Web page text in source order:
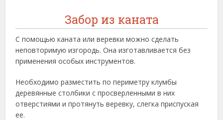
Забор из каната
С помощью каната или веревки можно сделать
неповторимую изгородь. Она изготавливается без
применения особых инструментов.
Необходимо разместить по периметру клумбы
деревянные столбики с просверленными в них
отверстиями и протянуть веревку, слегка приспуская
ее.